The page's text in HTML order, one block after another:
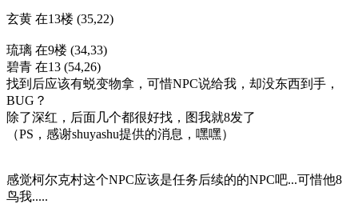
玄黄 在13楼 (35,22)
琉璃 在9楼 (34,33)
碧青 在13 (54,26)
找到后应该有蜕变物拿，可惜NPC说给我，却没东西到手，
BUG？
除了深红，后面几个都很好找，图我就8发了
（PS，感谢shuyashu提供的消息，嘿嘿）
感觉柯尔克村这个NPC应该是任务后续的的NPC吧...可惜他8
鸟我.....